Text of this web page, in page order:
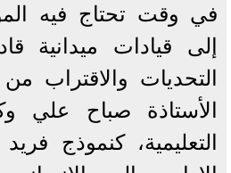
في وقت تحتاج فيه
إلى قيادات ميدانية
التحديات والاقتراب
الأستاذة صباح علي
التعليمية، كنموذج